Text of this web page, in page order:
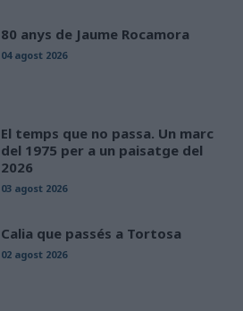
80 anys de Jaume Rocamora
04 agost 2026
El temps que no passa. Un marc
del 1975 per a un paisatge del
2026
03 agost 2026
Calia que passés a Tortosa
02 agost 2026